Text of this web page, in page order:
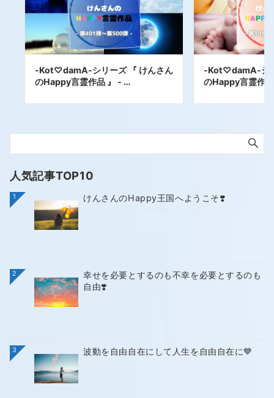
-Kot♡damA-シリーズ 『 けんさん
のHappy言霊作品 』 - …
-Kot♡damA-シ
のHappy言霊作
人気記事TOP10
1 けんさんのHappy王国へようこそ❣️
2
幸せを必要とするのも不幸を必要とするのも
自由❣️
3 波動を自由自在にして人生を自由自在に💙